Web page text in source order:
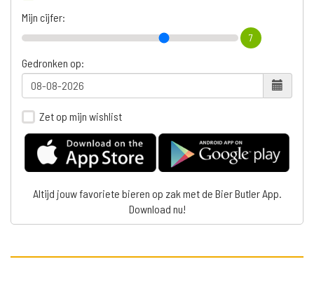
Mijn cijfer:
7
Gedronken op:
Zet op mijn wishlist
Altijd jouw favoriete bieren op zak met de Bier Butler App.
Download nu!